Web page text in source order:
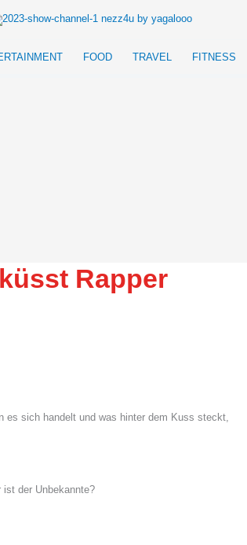
FOOD TRAVEL FITNESS
Rapper
sich handelt und was hinter dem Kuss steckt,
ist der Unbekannte?